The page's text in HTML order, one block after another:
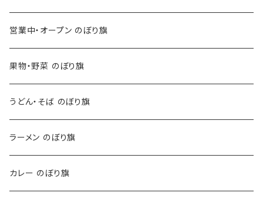
営業中・オープン のぼり旗
果物・野菜 のぼり旗
うどん・そば のぼり旗
ラーメン のぼり旗
カレー のぼり旗